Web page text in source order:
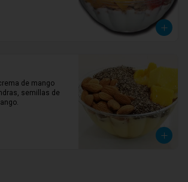
de mango
semillas de